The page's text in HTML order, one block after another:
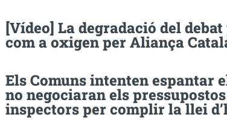
[Vídeo] La degradació del
com a oxigen per Aliança
Els Comuns intenten espantar
no negociaran els
inspectors per complir la llei